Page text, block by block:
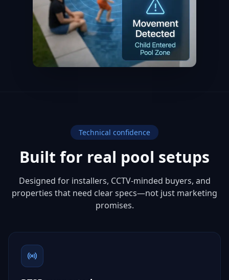
Technical confidence
Built for real pool setups
Designed for installers, CCTV-minded buyers, and
properties that need clear specs—not just marketing
promises.